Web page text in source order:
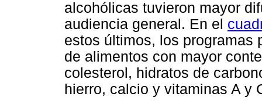
alcohólicas tuvieron mayor
audiencia general. En el
estos últimos, los programas
de alimentos con mayor
colesterol, hidratos de
hierro, calcio y vitaminas A y